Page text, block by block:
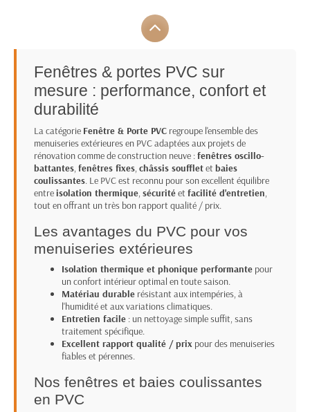
Fenêtres & portes PVC sur
mesure : performance, confort et
durabilité
La catégorie Fenêtre & Porte PVC regroupe l'ensemble des
menuiseries extérieures en PVC adaptées aux projets de
rénovation comme de construction neuve :fenêtres oscillo-
battantes, fenêtres fixes, châssis souffletet baies
coulissantes. Le PVC est reconnu pour son excellent équilibre
entreisolation thermique, sécuritéet facilité d'entretien,
tout en offrant un très bon rapport qualité / prix.
Les avantages du PVC pour vos
menuiseries extérieures
Isolation thermique et phonique performante pour
un confort intérieur optimal en toute saison.
Matériau durable résistant aux intempéries, à
l'humidité et aux variations climatiques.
Entretien facile : un nettoyage simple suffit, sans
traitement spécifique.
Excellent rapport qualité / prix pour des menuiseries
fiables et pérennes.
Nos fenêtres et baies coulissantes
en PVC